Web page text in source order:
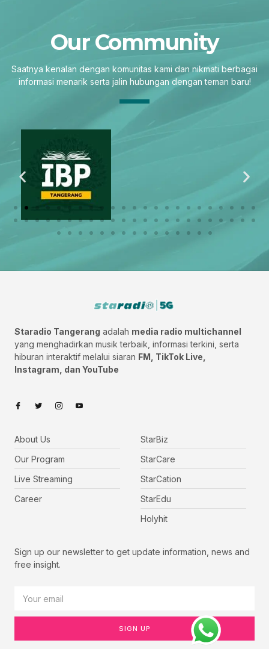
Our Community
Saatnya kenalan dengan komunitas kami dan nikmati berbagai
informasi menarik serta jalin hubungan dengan teman baru!
Staradio Tangerang adalah media radio multichannel
yang menghadirkan musik terbaik, informasi terkini, serta
hiburan interaktif melalui siaran FM, TikTok Live,
Instagram, dan YouTube
About Us
Our Program
Live Streaming
Career
StarBiz
StarCare
StarCation
StarEdu
Holyhit
Sign up our newsletter to get update information, news and
free insight.
SIGN UP